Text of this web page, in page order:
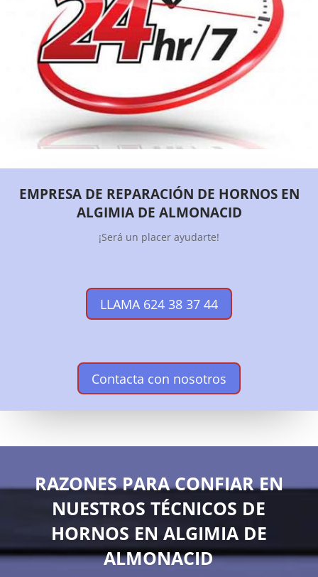
EMPRESA DE REPARACIÓN DE HORNOS EN
ALGIMIA DE ALMONACID
¡Será un placer ayudarte!
LLAMA 624 38 37 44
Contacta con nosotros
RAZONES PARA CONFIAR EN
NUESTROS TÉCNICOS DE
HORNOS EN ALGIMIA DE
ALMONACID